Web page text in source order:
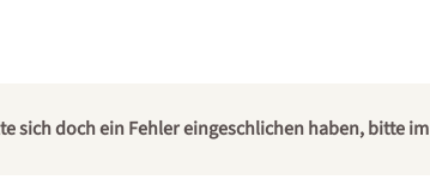
sich doch ein Fehler eingeschlichen haben, bitte im